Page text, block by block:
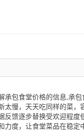
承包食堂价格的信息,承
太慢，天天吃同样的菜
反馈逐步替换受欢迎程
力度，让食堂菜品在稳